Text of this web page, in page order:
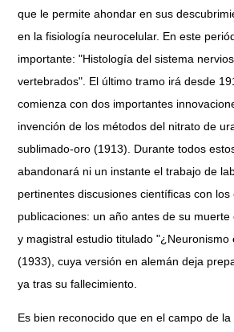
que le permite ahondar en sus
en la fisiología neurocelular. En este
importante: "Histología del sistema
vertebrados". El último tramo irá desde
comienza con dos importantes
invención de los métodos del nitrato de
sublimado-oro (1913). Durante todos
abandonará ni un instante el trabajo de
pertinentes discusiones científicas con los
publicaciones: un año antes de su
y magistral estudio titulado "¿Neuronismo
(1933), cuya versión en alemán deja
ya tras su fallecimiento.
Es bien reconocido que en el campo de